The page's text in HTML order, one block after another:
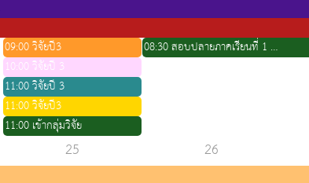
09:00 วิจัยปี3
10:00 วิจัยปี 3
11:00 วิจัยปี 3
11:00 วิจัยปี3
11:00 เข้ากลุ่มวิจัย
08:30 สอบปลายภาคเรียนที่ 1 ชั้นปีที่ 4 รุ่น 34(ห้องที่2)
25 26